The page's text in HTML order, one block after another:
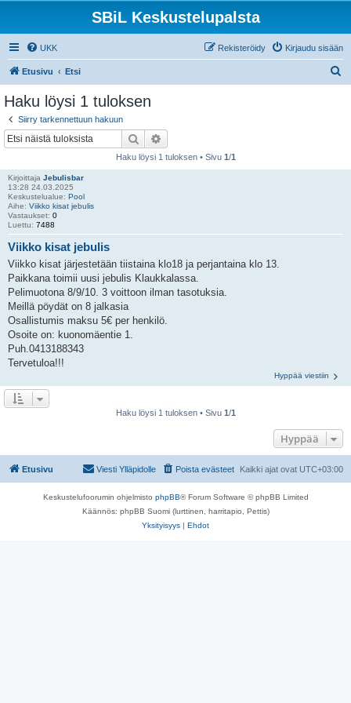
SBiL Keskustelupalsta
UKK Kirjaudu sisään
Rekisteröidy
Etusivu Etsi
Haku löysi 1 tuloksen
Siirry tarkennettuun hakuun
Etsi
Haku löysi 1 tuloksen • Sivu 1/1
Kirjoittaja Jebulisbar
13:28 24.03.2025
Keskustelualue: Pool
Aihe: Viikko kisat jebulis
Vastaukset: 0
Luettu: 7488
Viikko kisat jebulis
Viikko kisat järjestetään tiistaina klo18 ja perjantaina klo 13.
Paikkana toimii uusi jebulis Klaukkalassa.
Pelimuotona 8/9/10. 3 voittoon ilman tasotuksia.
Meillä pöydät on 8 jalkasia
Osallistumis maksu 5€ per henkilö.
Osoite on: kuonomäentie 1.
Puh.0413188343
Tervetuloa!!!
Hyppää viestiin
Haku löysi 1 tuloksen • Sivu 1/1
Hyppää
Etusivu Kaikki ajat ovat UTC+03:00
Poista evästeet
Viesti Ylläpidolle
Keskustelufoorumin ohjelmisto phpBB® Forum Software © phpBB Limited
Käännös: phpBB Suomi (lurttinen, harritapio, Pettis)
Yksityisyys | Ehdot